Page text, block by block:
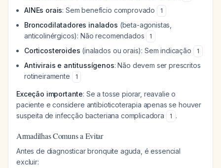
AINEs orais: Sem benefício comprovado 1
Broncodilatadores inalados (beta-agonistas,
anticolinérgicos): Não recomendados
1
Corticosteroides (inalados ou orais): Sem indicação 1
Antivirais e antitussígenos: Não devem ser prescritos
rotineiramente
1
Exceção importante: Se a tosse piorar, reavalie o
paciente e considere antibioticoterapia apenas se houver
suspeita de infecção bacteriana complicadora
1 .
Armadilhas Comuns a Evitar
Antes de diagnosticar bronquite aguda, é essencial
excluir: